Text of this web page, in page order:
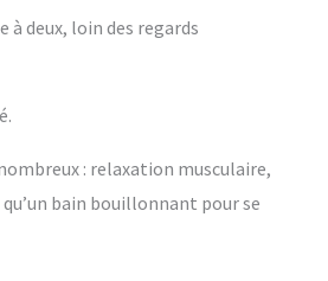
deux, loin des regards
: relaxation musculaire,
bain bouillonnant pour se